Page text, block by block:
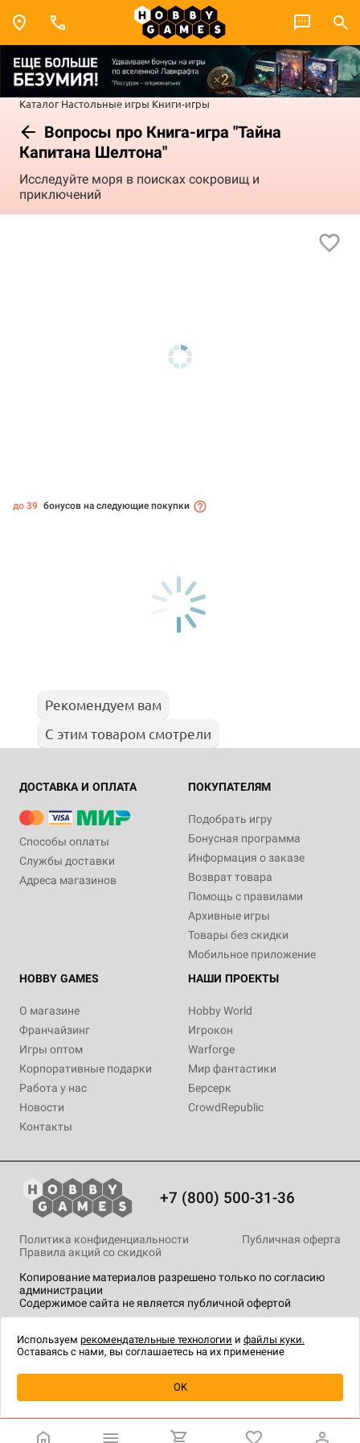
Каталог Настольные игры Книги-игры
Вопросы про Книга-игра "Тайна
Капитана Шелтона"
Исследуйте моря в поисках сокровищ и
приключений
до 39 бонусов на следующие покупки
Рекомендуем вам
С этим товаром смотрели
ДОСТАВКА И ОПЛАТА
Способы оплаты
Службы доставки
Адреса магазинов
ПОКУПАТЕЛЯМ
Подобрать игру
Бонусная программа
Информация о заказе
Возврат товара
Помощь с правилами
Архивные игры
Товары без скидки
Мобильное приложение
HOBBY GAMES
О магазине
Франчайзинг
Игры оптом
Корпоративные подарки
Работа у нас
Новости
Контакты
НАШИ ПРОЕКТЫ
Hobby World
Игрокон
Warforge
Мир фантастики
Берсерк
CrowdRepublic
+7 (800) 500-31-36
Копирование материалов разрешено только по согласию
администрации
Содержимое сайта не является публичной офертой
Политика конфиденциальности
Публичная оферта
Правила акций со скидкой
технологии.
Используем рекомендательные технологии и файлы куки.
Оставаясь с нами, вы соглашаетесь на их применение
OK